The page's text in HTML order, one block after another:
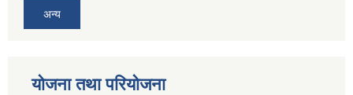
अन्य
योजना तथा परियोजना